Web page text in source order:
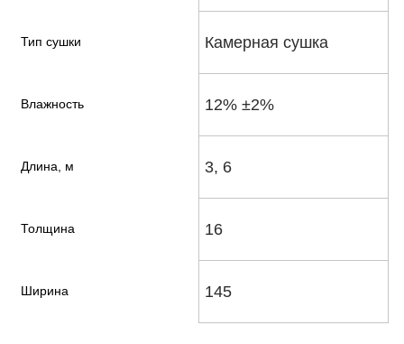
Тип сушки Камерная сушка
Влажность 12% ±2%
Длина, м 3, 6
Толщина 16
Ширина 145